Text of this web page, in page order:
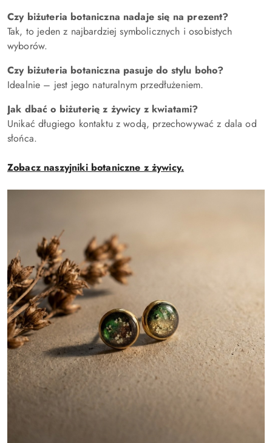
Czy biżuteria botaniczna nadaje się na prezent?
Tak, to jeden z najbardziej symbolicznych i osobistych
wyborów.
Czy biżuteria botaniczna pasuje do stylu boho?
Idealnie – jest jego naturalnym przedłużeniem.
Jak dbać o biżuterię z żywicy z kwiatami?
Unikać długiego kontaktu z wodą, przechowywać z dala od
słońca.
Zobacz naszyjniki botaniczne z żywicy.